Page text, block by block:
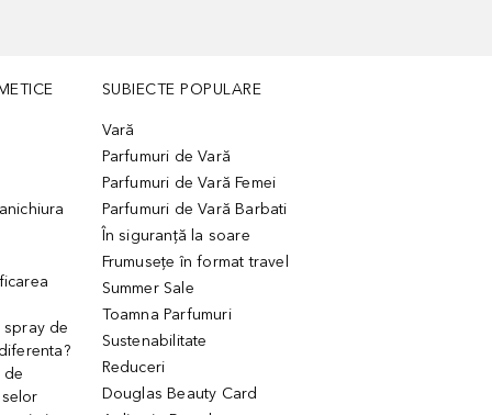
spray de
de
SUBIECTE POPULARE
Vară
Parfumuri de Vară
Parfumuri de Vară Femei
Parfumuri de Vară Barbati
În siguranță la soare
Frumusețe în format travel
Summer Sale
Toamna Parfumuri
Sustenabilitate
Reduceri
Douglas Beauty Card